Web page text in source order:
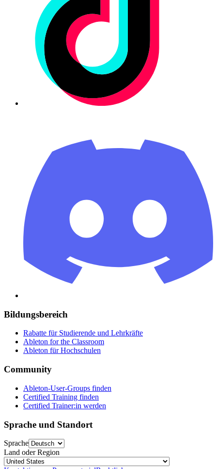
Bildungsbereich
Rabatte für Studierende und Lehrkräfte
Ableton for the Classroom
Ableton für Hochschulen
Community
Ableton-User-Groups finden
Certified Training finden
Certified Trainer:in werden
Sprache und Standort
Sprache
Land oder Region